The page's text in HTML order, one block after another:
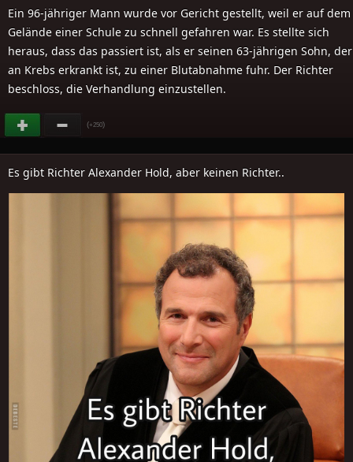
Ein 96-jähriger Mann wurde vor Gericht gestellt, weil er auf dem
Gelände einer Schule zu schnell gefahren war. Es stellte sich
heraus, dass das passiert ist, als er seinen 63-jährigen Sohn, der
an Krebs erkrankt ist, zu einer Blutabnahme fuhr. Der Richter
beschloss, die Verhandlung einzustellen.
(+250)
Es gibt Richter Alexander Hold, aber keinen Richter..